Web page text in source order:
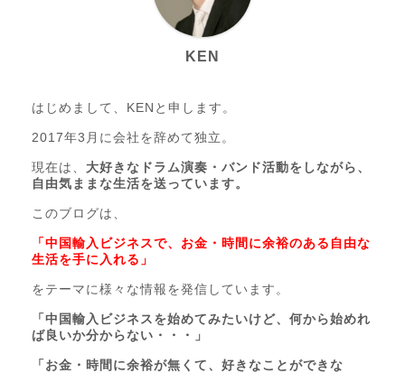
KEN
はじめまして、KENと申します。
2017年3月に会社を辞めて独立。
現在は、 大好きなドラム演奏・バンド活動をしながら、
自由気ままな生活を送っています。
このブログは、
「中国輸入ビジネスで、お金・時間に余裕のある自由な
生活を手に入れる」
をテーマに様々な情報を発信しています。
「中国輸入ビジネスを始めてみたいけど、何から始めれ
ば良いか分からない・・・」
「お金・時間に余裕が無くて、好きなことができな